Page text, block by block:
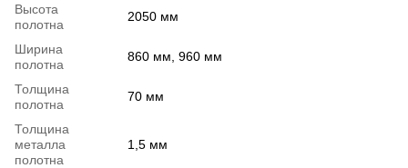
Высота
полотна
2050 мм
Ширина
полотна
860 мм, 960 мм
Толщина
полотна
70 мм
Толщина
металла
полотна
1,5 мм